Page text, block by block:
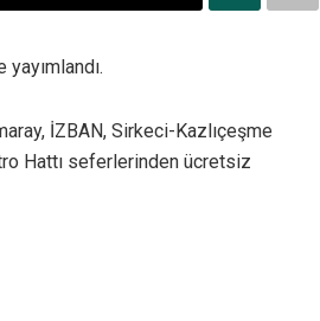
İZBAN, Sirkeci-Kazlıçeşme
Hattı seferlerinden ücretsiz